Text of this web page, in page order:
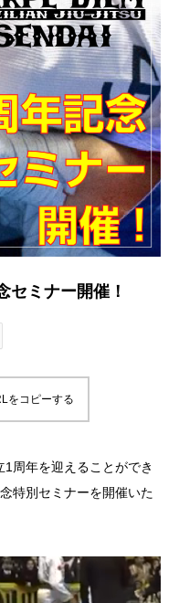
セミナー開催！
をコピーする
周年を迎えることができ
特別セミナーを開催いた